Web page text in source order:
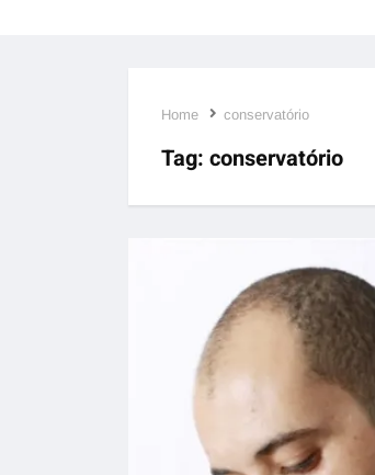
Home conservatório
Tag: conservatório